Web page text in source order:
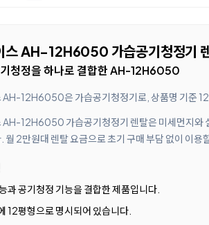
스 AH-12H6050 가습공기청정기
청정을 하나로 결합한 AH-12H6050
AH-12H6050은 가습공기청정기로, 상품명 기준 12
AH-12H6050 가습공기청정기 렌탈은 미세먼지와
월 2만원대 렌탈 요금으로 초기 구매 부담 없이 이용
과 공기청정 기능을 결합한 제품입니다.
12평형으로 명시되어 있습니다.